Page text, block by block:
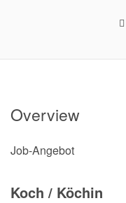
Overview
Job-Angebot
Koch / Köchin